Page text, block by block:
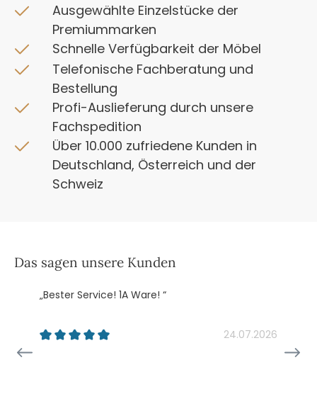
Ausgewählte Einzelstücke der
Premiummarken
Schnelle Verfügbarkeit der Möbel
Telefonische Fachberatung und
Bestellung
Profi-Auslieferung durch unsere
Fachspedition
Über 10.000 zufriedene Kunden in
Deutschland, Österreich und der
Schweiz
Das sagen unsere Kunden
„Bester Service! 1A Ware! “
24.07.2026